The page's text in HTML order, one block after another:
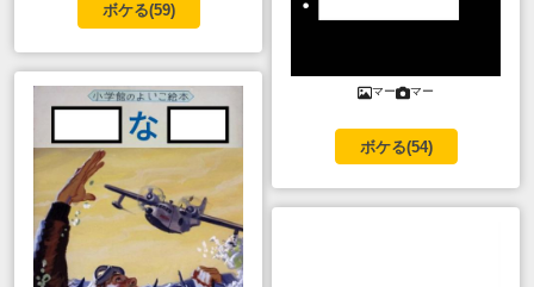
ボケる(59)
マー マー
ボケる(54)